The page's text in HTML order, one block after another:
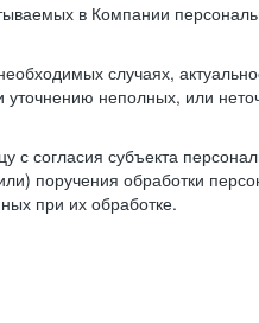
в Компании
случаях,
неполных, или
с согласия субъекта
поручения обработки
при их обработке.